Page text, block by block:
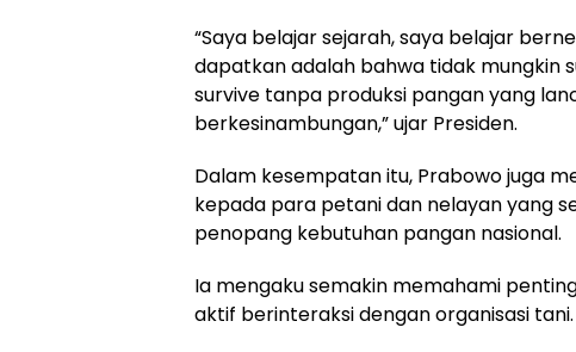
“Saya belajar sejarah, saya belajar
dapatkan adalah bahwa tidak mungkin
survive tanpa produksi pangan yang
berkesinambungan,” ujar Presiden.
Dalam kesempatan itu, Prabowo juga
kepada para petani dan nelayan yang
penopang kebutuhan pangan nasional.
Ia mengaku semakin memahami
aktif berinteraksi dengan organisasi tani.